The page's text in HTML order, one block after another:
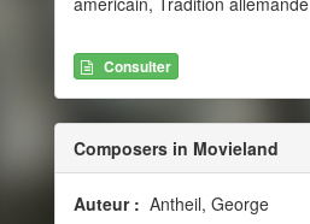
Consulter
Composers in Movieland
Auteur : Antheil, George